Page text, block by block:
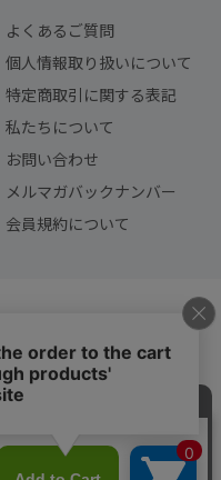
よくあるご質問
個人情報取り扱いについて
特定商取引に関する表記
私たちについて
お問い合わせ
メルマガバックナンバー
会員規約について
せ